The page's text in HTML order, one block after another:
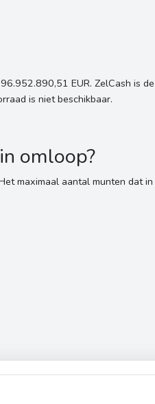
EUR. ZelCash
is niet beschikbaar.
omloop?
maximaal aantal munten dat